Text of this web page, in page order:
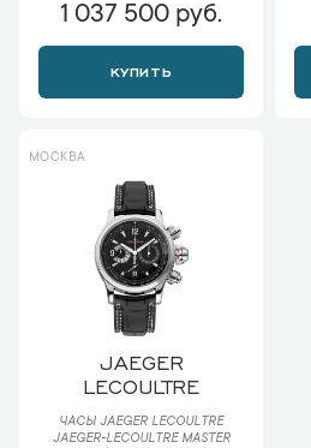
1 037 500 руб.
КУПИТЬ
МОСКВА
JAEGER
LECOULTRE
ЧАСЫ JAEGER LECOULTRE
JAEGER-LECOULTRE MASTER